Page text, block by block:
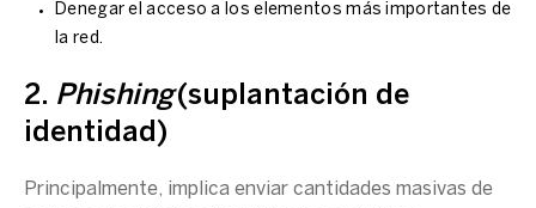
Denegar el acceso a los elementos más importantes de
la red.
2. Phishing(suplantación de
identidad)
Principalmente, implica enviar cantidades masivas de